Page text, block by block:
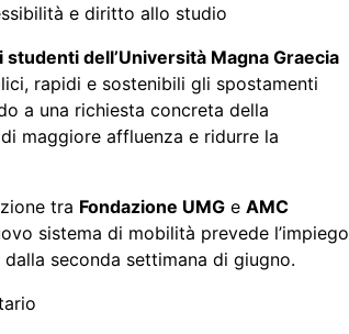
e diritto allo studio
dell’Università Magna Graecia
rapidi e sostenibili gli spostamenti
a una richiesta concreta della
maggiore affluenza e ridurre la
tra Fondazione UMG e AMC
sistema di mobilità prevede l’impiego
seconda settimana di giugno.